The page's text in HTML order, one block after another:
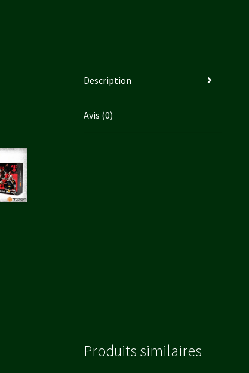
Description
Avis (0)
Produits similaires